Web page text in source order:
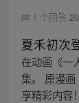
1 个回答
夏禾初次
在动画《一
集。 原漫
享精彩内容！